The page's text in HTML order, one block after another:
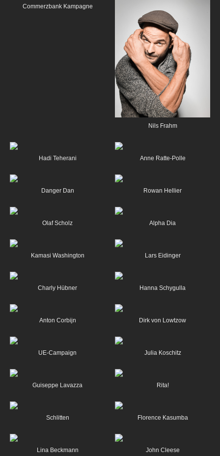
Commerzbank Kampagne
Nils Frahm
Hadi Teherani Anne Ratte-Polle
Danger Dan Rowan Hellier
Olaf Scholz Alpha Dia
Kamasi Washington Lars Eidinger
Charly Hübner Hanna Schygulla
Anton Corbijn Dirk von Lowtzow
UE-Campaign Julia Koschitz
Guiseppe Lavazza Rita!
Schlitten Florence Kasumba
Lina Beckmann John Cleese